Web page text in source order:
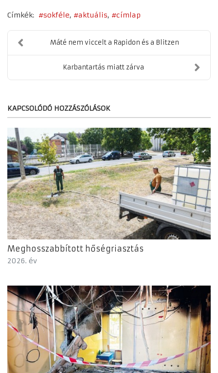
Címkék: sokféle aktuális címlap
Máté nem viccelt a Rapidon és a Blitzen
Karbantartás miatt zárva
KAPCSOLÓDÓ HOZZÁSZÓLÁSOK
Meghosszabbított hőségriasztás
2026. év